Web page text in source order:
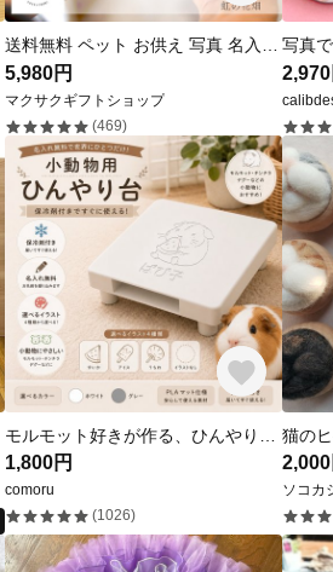
送料無料 ペット お供え 写真 名入れ 花 虹 ペット仏壇 犬 猫 うさぎ 贈り物 ペット供養 お悔やみ 【虹の花畑】M-frame005
5,980円
マクサクギフトショップ
(469)
2,970
1,800円
comoru
(1026)
猫の
2,000
ソコカ